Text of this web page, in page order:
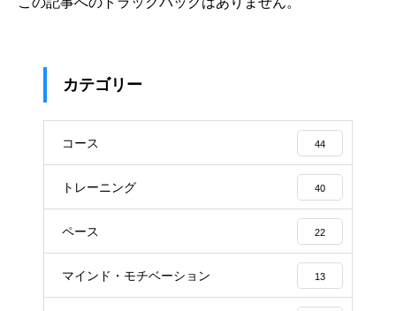
カテゴリー
コース 44
トレーニング 40
ペース 22
マインド・モチベーション 13